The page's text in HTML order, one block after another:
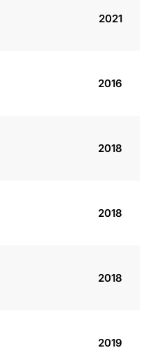
2021
2016
2018
2018
2018
2019